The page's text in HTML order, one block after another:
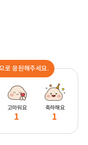
로 응원해주세요.
고마워요
1
축하해요
1